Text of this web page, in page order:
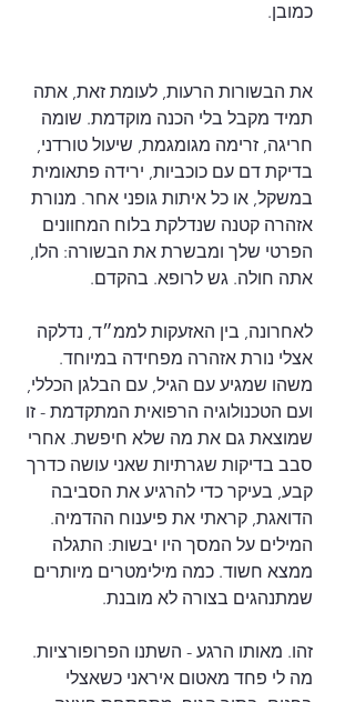
כמובן.
את הבשורות הרעות, לעומת זאת, אתה
תמיד מקבל בלי הכנה מוקדמת. שומה
חריגה, זרימה מגומגמת, שיעול טורדני,
בדיקת דם עם כוכביות, ירידה פתאומית
במשקל, או כל איתות גופני אחר. מנורת
אזהרה קטנה שנדלקת בלוח המחוונים
הפרטי שלך ומבשרת את הבשורה: הלו,
אתה חולה. גש לרופא. בהקדם.
לאחרונה, בין האזעקות לממ״ד, נדלקה
אצלי נורת אזהרה מפחידה במיוחד.
משהו שמגיע עם הגיל, עם הבלגן הכללי,
ועם הטכנולוגיה הרפואית המתקדמת - זו
שמוצאת גם את מה שלא חיפשת. אחרי
סבב בדיקות שגרתיות שאני עושה כדרך
קבע, בעיקר כדי להרגיע את הסביבה
הדואגת, קראתי את פיענוח ההדמיה.
המילים על המסך היו יבשות: התגלה
ממצא חשוד. כמה מילימטרים מיותרים
שמתנהגים בצורה לא מובנת.
זהו. מאותו הרגע - השתנו הפרופורציות.
מה לי פחד מאטום איראני כשאצלי